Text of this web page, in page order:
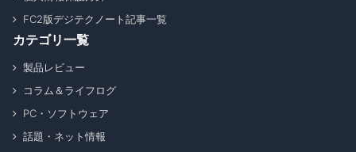
FC2版デジテクノート記事一覧
カテゴリ一覧
製品レビュー
コラム＆ライフログ
PC・ソフトウェア
話題・ネット情報